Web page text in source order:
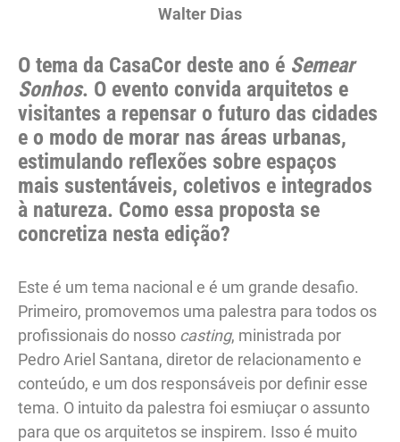
Walter Dias
O tema da CasaCor deste ano é Semear
Sonhos. O evento convida arquitetos e
visitantes a repensar o futuro das cidades
e o modo de morar nas áreas urbanas,
estimulando reflexões sobre espaços
mais sustentáveis, coletivos e integrados
à natureza. Como essa proposta se
concretiza nesta edição?
Este é um tema nacional e é um grande desafio.
Primeiro, promovemos uma palestra para todos os
profissionais do nosso casting, ministrada por
Pedro Ariel Santana, diretor de relacionamento e
conteúdo, e um dos responsáveis por definir esse
tema. O intuito da palestra foi esmiuçar o assunto
para que os arquitetos se inspirem. Isso é muito